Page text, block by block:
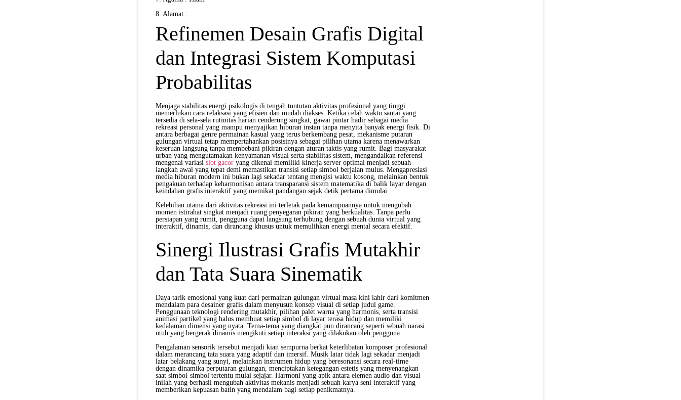
8. Alamat :
Refinemen Desain Grafis Digital
dan Integrasi Sistem Komputasi
Probabilitas
Menjaga stabilitas energi psikologis di tengah tuntutan aktivitas profesional yang tinggi
memerlukan cara relaksasi yang efisien dan mudah diakses. Ketika celah waktu santai yang
tersedia di sela-sela rutinitas harian cenderung singkat, gawai pintar hadir sebagai media
rekreasi personal yang mampu menyajikan hiburan instan tanpa menyita banyak energi fisik. Di
antara berbagai genre permainan kasual yang terus berkembang pesat, mekanisme putaran
gulungan virtual tetap mempertahankan posisinya sebagai pilihan utama karena menawarkan
keseruan langsung tanpa membebani pikiran dengan aturan taktis yang rumit. Bagi masyarakat
urban yang mengutamakan kenyamanan visual serta stabilitas sistem, mengandalkan referensi
mengenai variasi slot gacor yang dikenal memiliki kinerja server optimal menjadi sebuah
langkah awal yang tepat demi memastikan transisi setiap simbol berjalan mulus. Mengapresiasi
media hiburan modern ini bukan lagi sekadar tentang mengisi waktu kosong, melainkan bentuk
pengakuan terhadap keharmonisan antara transparansi sistem matematika di balik layar dengan
keindahan grafis interaktif yang memikat pandangan sejak detik pertama dimulai.
Kelebihan utama dari aktivitas rekreasi ini terletak pada kemampuannya untuk mengubah
momen istirahat singkat menjadi ruang penyegaran pikiran yang berkualitas. Tanpa perlu
persiapan yang rumit, pengguna dapat langsung terhubung dengan sebuah dunia virtual yang
interaktif, dinamis, dan dirancang khusus untuk memulihkan energi mental secara efektif.
Sinergi Ilustrasi Grafis Mutakhir
dan Tata Suara Sinematik
Daya tarik emosional yang kuat dari permainan gulungan virtual masa kini lahir dari komitmen
mendalam para desainer grafis dalam menyusun konsep visual di setiap judul game.
Penggunaan teknologi rendering mutakhir, pilihan palet warna yang harmonis, serta transisi
animasi partikel yang halus membuat setiap simbol di layar terasa hidup dan memiliki
kedalaman dimensi yang nyata. Tema-tema yang diangkat pun dirancang seperti sebuah narasi
utuh yang bergerak dinamis mengikuti setiap interaksi yang dilakukan oleh pengguna.
Pengalaman sensorik tersebut menjadi kian sempurna berkat keterlibatan komposer profesional
dalam merancang tata suara yang adaptif dan imersif. Musik latar tidak lagi sekadar menjadi
latar belakang yang sunyi, melainkan instrumen hidup yang beresonansi secara real-time
dengan dinamika perputaran gulungan, menciptakan ketegangan estetis yang menyenangkan
saat simbol-simbol tertentu mulai sejajar. Harmoni yang apik antara elemen audio dan visual
inilah yang berhasil mengubah aktivitas mekanis menjadi sebuah karya seni interaktif yang
memberikan kepuasan batin yang mendalam bagi setiap penikmatnya.